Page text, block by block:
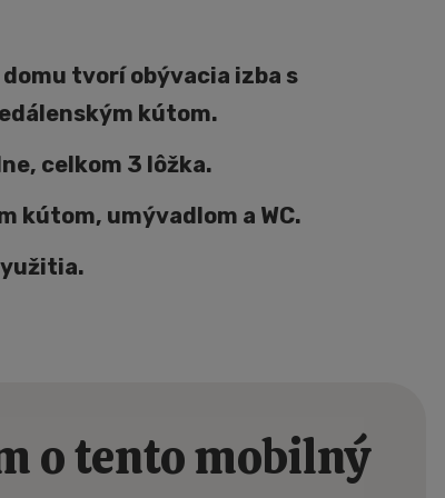
tvorí obývacia izba s
kútom.
celkom 3 lôžka.
kútom, umývadlom a WC.
o tento mobilný